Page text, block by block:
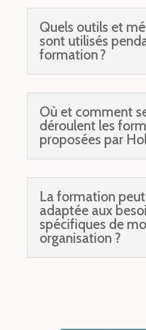
Quels outils et
sont utilisés
formation ?
Où et comment
déroulent les
proposées par
La formation
adaptée aux
spécifiques de
organisation ?